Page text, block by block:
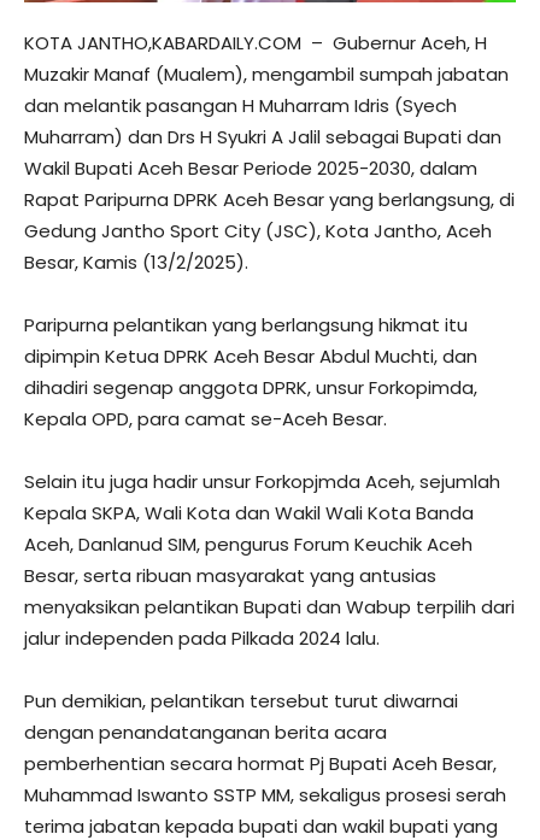
KOTA JANTHO,KABARDAILY.COM – Gubernur Aceh, H
Muzakir Manaf (Mualem), mengambil sumpah jabatan
dan melantik pasangan H Muharram Idris (Syech
Muharram) dan Drs H Syukri A Jalil sebagai Bupati dan
Wakil Bupati Aceh Besar Periode 2025-2030, dalam
Rapat Paripurna DPRK Aceh Besar yang berlangsung, di
Gedung Jantho Sport City (JSC), Kota Jantho, Aceh
Besar, Kamis (13/2/2025).
Paripurna pelantikan yang berlangsung hikmat itu
dipimpin Ketua DPRK Aceh Besar Abdul Muchti, dan
dihadiri segenap anggota DPRK, unsur Forkopimda,
Kepala OPD, para camat se-Aceh Besar.
Selain itu juga hadir unsur Forkopjmda Aceh, sejumlah
Kepala SKPA, Wali Kota dan Wakil Wali Kota Banda
Aceh, Danlanud SIM, pengurus Forum Keuchik Aceh
Besar, serta ribuan masyarakat yang antusias
menyaksikan pelantikan Bupati dan Wabup terpilih dari
jalur independen pada Pilkada 2024 lalu.
Pun demikian, pelantikan tersebut turut diwarnai
dengan penandatanganan berita acara
pemberhentian secara hormat Pj Bupati Aceh Besar,
Muhammad Iswanto SSTP MM, sekaligus prosesi serah
terima jabatan kepada bupati dan wakil bupati yang